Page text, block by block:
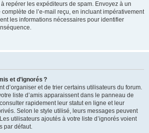
repérer les expéditeurs de spam. Envoyez à un
de l’e-mail reçu, en incluant impérativement
les informations nécessaires pour identifier
et d’ignorés ?
d’organiser et de trier certains utilisateurs du forum.
liste d’amis apparaissent dans le panneau de
rapidement leur statut en ligne et leur
Selon le style utilisé, leurs messages peuvent
utilisateurs ajoutés à votre liste d’ignorés voient
par défaut.